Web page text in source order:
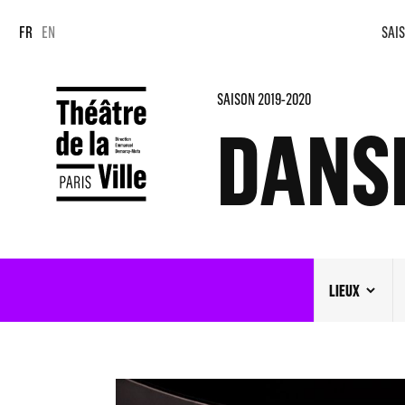
FR EN
SAISON 2019-2020
LIEUX